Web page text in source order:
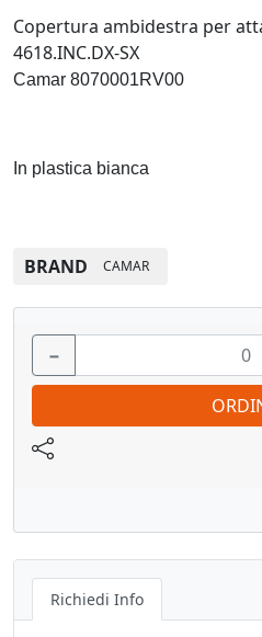
Copertura ambidestra per
4618.INC.DX-SX
Camar 8070001RV00
In plastica bianca
BRAND CAMAR
−
Richiedi Info